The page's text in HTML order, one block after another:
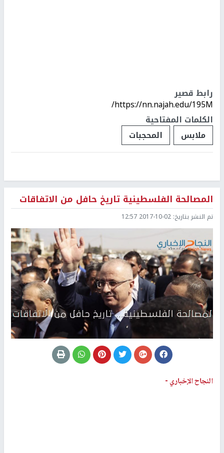
رابط قصير
https://nn.najah.edu/195M/
الكلمات المفتاحية
ملابس
المحجبات
المصالحة الفلسطينية تاريخ حافل من الاتفاقات
تم النشر بتاريخ: 2017-10-02 12:57
النجاح الإخباري -